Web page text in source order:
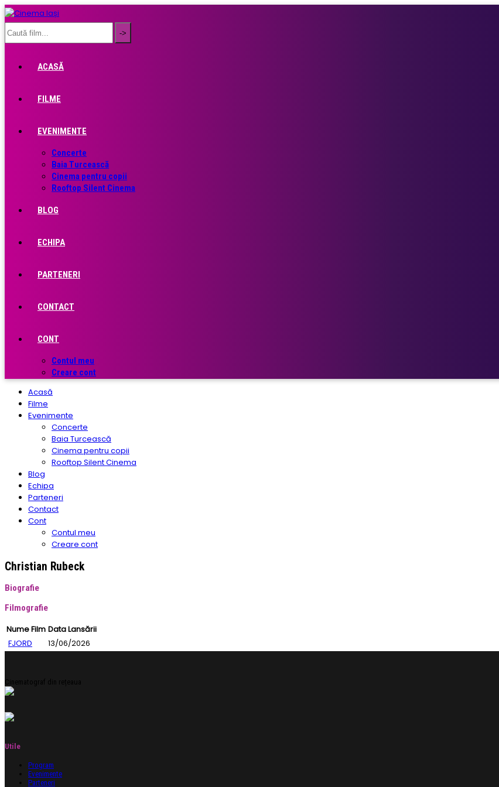
ACASĂ
FILME
EVENIMENTE
Concerte
Baia Turcească
Cinema pentru copii
Rooftop Silent Cinema
BLOG
ECHIPA
PARTENERI
CONTACT
CONT
Contul meu
Creare cont
Acasă
Filme
Evenimente
Concerte
Baia Turcească
Cinema pentru copii
Rooftop Silent Cinema
Blog
Echipa
Parteneri
Contact
Cont
Contul meu
Creare cont
Christian Rubeck
Biografie
Filmografie
Nume Film Data Lansării
FJORD
13/06/2026
Cinematograf din rețeaua
Utile
Program
Evenimente
Parteneri